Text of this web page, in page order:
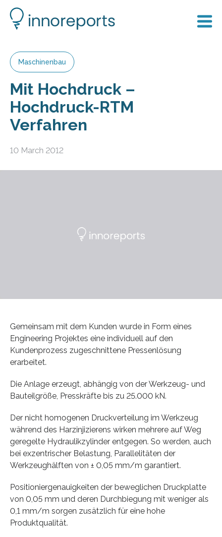
Maschinenbau
Mit Hochdruck –
Hochdruck-RTM
Verfahren
10 March 2012
Gemeinsam mit dem Kunden wurde in Form eines
Engineering Projektes eine individuell auf den
Kundenprozess zugeschnittene Pressenlösung
erarbeitet.
Die Anlage erzeugt, abhängig von der Werkzeug- und
Bauteilgröße, Presskräfte bis zu 25.000 kN.
Der nicht homogenen Druckverteilung im Werkzeug
während des Harzinjizierens wirken mehrere auf Weg
geregelte Hydraulikzylinder entgegen. So werden, auch
bei exzentrischer Belastung, Parallelitäten der
Werkzeughälften von ± 0,05 mm/m garantiert.
Positioniergenauigkeiten der beweglichen Druckplatte
von 0,05 mm und deren Durchbiegung mit weniger als
0,1 mm/m sorgen zusätzlich für eine hohe
Produktqualität.